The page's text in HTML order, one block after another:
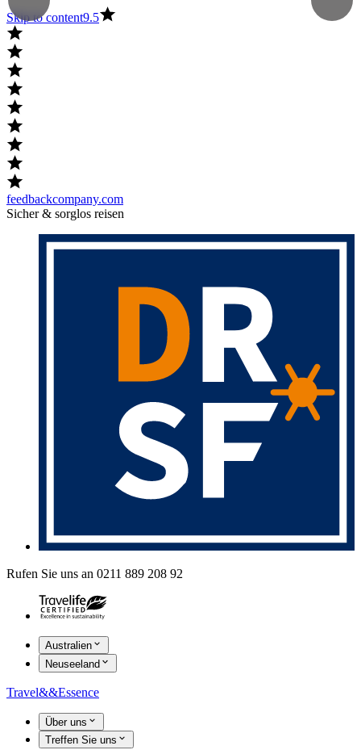
Skip to content9.5
feedbackcompany.com
Sicher & sorglos reisen
Rufen Sie uns an 0211 889 208 92
Australien
Neuseeland
Travel&&Essence
Über uns
Treffen Sie uns